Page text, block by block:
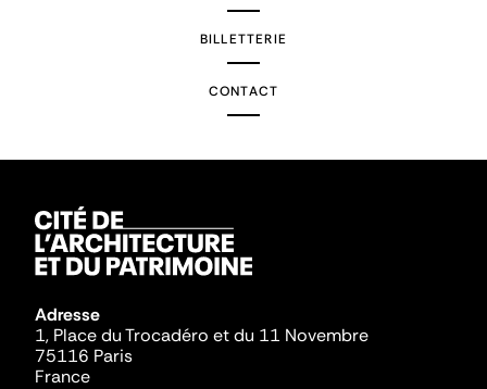
BILLETTERIE
CONTACT
Adresse
1, Place du Trocadéro et du 11 Novembre
75116 Paris
France